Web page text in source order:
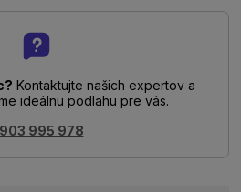
Kontaktujte našich expertov a
ideálnu podlahu pre vás.
995 978